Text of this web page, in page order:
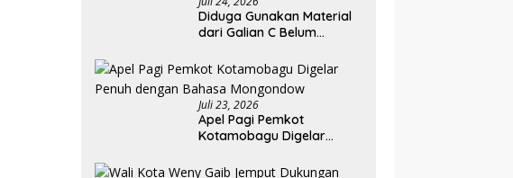
Diduga Gunakan Material
dari Galian C Belum
RS Pratama Boltim Disorot
Juli 23, 2026
Apel Pagi Pemkot
Kotamobagu Digelar
Mongondow